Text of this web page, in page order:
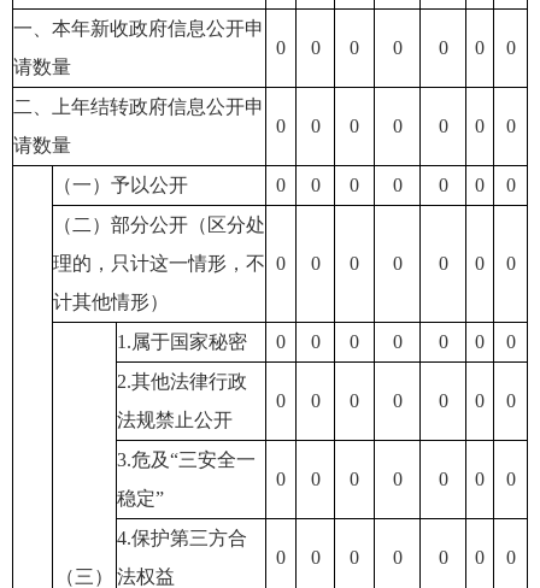
一、本年新收政府信息公开申
请数量
0 0 0 0 0 0 0
二、上年结转政府信息公开申
请数量
0 0 0 0 0 0 0
（一）予以公开 0 0 0 0 0 0
0
（二）部分公开（区分处
理的，只计这一情形，不
计其他情形）
0 0 0 0 0 0 0
（三）
1.属于国家秘密 0 0 0 0 0 0
0
2.其他法律行政
法规禁止公开
0 0 0 0 0 0 0
3.危及“三安全一
稳定”
0 0 0 0 0 0 0
4.保护第三方合
法权益
0 0 0 0 0 0 0